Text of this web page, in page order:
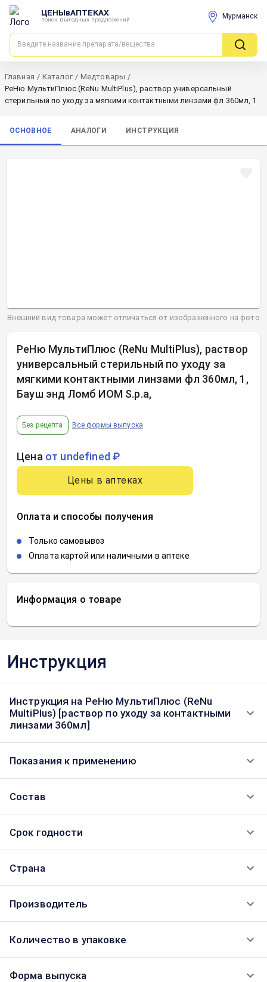
ЦЕНЫвАПТЕКАХ
поиск выгодных предложений Мурманск
Главная / Каталог / Медтовары /
РеНю МультиПлюс (ReNu MultiPlus), раствор универсальный
стерильный по уходу за мягкими контактными линзами фл 360мл, 1
ОСНОВНОЕ АНАЛОГИ ИНСТРУКЦИЯ
Информация о товаре
РеНю МультиПлюс (ReNu MultiPlus), раствор
универсальный стерильный по уходу за
мягкими контактными линзами фл 360мл, 1,
Бауш энд Ломб ИОМ S.p.a,
Без рецепта Все формы выпуска
Цена от undefined ₽
Цены в аптеках
Оплата и способы получения
Только самовывоз
Оплата картой или наличными в аптеке
Внешний вид товара может отличаться от изображенного на фото
Инструкция
Инструкция на РеНю МультиПлюс (ReNu
MultiPlus) [раствор по уходу за контактными
линзами 360мл]
Показания к применению
Состав
Срок годности
Страна
Производитель
Количество в упаковке
Форма выпуска